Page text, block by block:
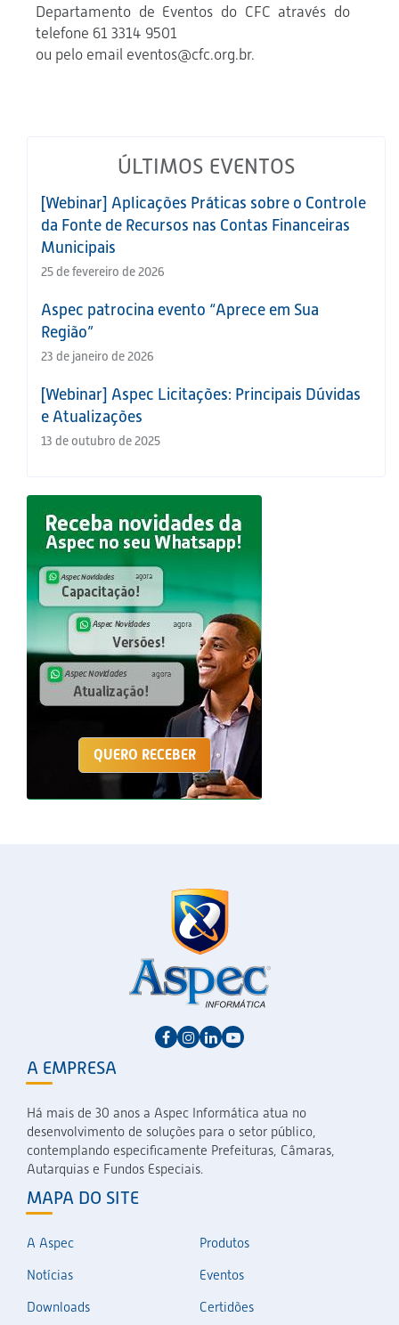
Departamento de Eventos do CFC através do
telefone 61 3314 9501
ou pelo email eventos@cfc.org.br.
ÚLTIMOS EVENTOS
[Webinar] Aplicações Práticas sobre o Controle
da Fonte de Recursos nas Contas Financeiras
Municipais
25 de fevereiro de 2026
Aspec patrocina evento “Aprece em Sua
Região”
23 de janeiro de 2026
[Webinar] Aspec Licitações: Principais Dúvidas
e Atualizações
13 de outubro de 2025
QUERO RECEBER
A EMPRESA
Há mais de 30 anos a Aspec Informática atua no
desenvolvimento de soluções para o setor público,
contemplando especificamente Prefeituras, Câmaras,
Autarquias e Fundos Especiais.
MAPA DO SITE
A Aspec
Produtos
Notícias
Eventos
Downloads
Certidões